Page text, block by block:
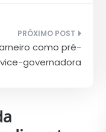
como pré-
governadora